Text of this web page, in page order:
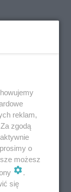
reklam,
zgodą
o
możesz
.
się